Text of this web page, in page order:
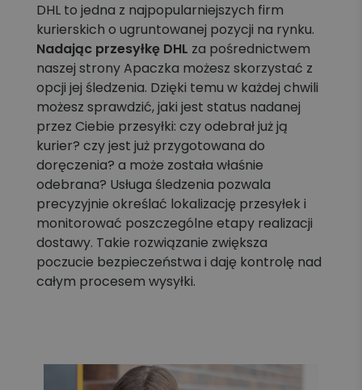
DHL to jedna z najpopularniejszych firm
kurierskich o ugruntowanej pozycji na rynku.
Nadając przesyłkę DHL za pośrednictwem
naszej strony Apaczka możesz skorzystać z
opcji jej śledzenia. Dzięki temu w każdej chwili
możesz sprawdzić, jaki jest status nadanej
przez Ciebie przesyłki: czy odebrał już ją
kurier? czy jest już przygotowana do
doręczenia? a może została właśnie
odebrana? Usługa śledzenia pozwala
precyzyjnie określać lokalizację przesyłek i
monitorować poszczególne etapy realizacji
dostawy. Takie rozwiązanie zwiększa
poczucie bezpieczeństwa i daję kontrolę nad
całym procesem wysyłki.